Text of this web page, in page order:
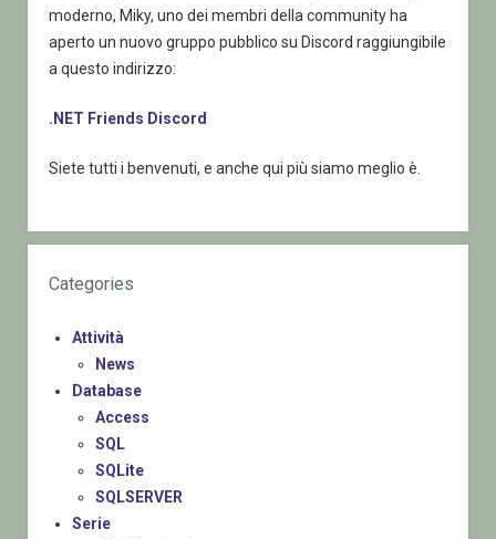
moderno, Miky, uno dei membri della community ha
aperto un nuovo gruppo pubblico su Discord raggiungibile
a questo indirizzo:
.NET Friends Discord
Siete tutti i benvenuti, e anche qui più siamo meglio è.
Categories
Attività
News
Database
Access
SQL
SQLite
SQLSERVER
Serie